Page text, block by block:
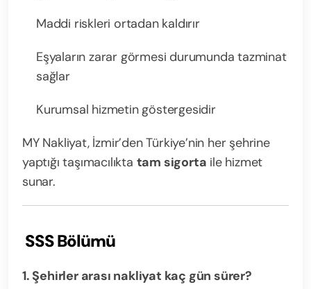
Maddi riskleri ortadan kaldırır
Eşyaların zarar görmesi durumunda tazminat
sağlar
Kurumsal hizmetin göstergesidir
MY Nakliyat, İzmir’den Türkiye’nin her şehrine
yaptığı taşımacılıkta tam sigorta ile hizmet
sunar.
SSS Bölümü
1. Şehirler arası nakliyat kaç gün sürer?